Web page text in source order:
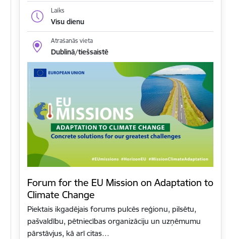
Laiks
Visu dienu
Atrašanās vieta
Dublinā/tiešsaistē
Forum for the EU Mission on Adaptation to
Climate Change
Piektais ikgadējais forums pulcēs reģionu, pilsētu,
pašvaldību, pētniecības organizāciju un uzņēmumu
pārstāvjus, kā arī citas…